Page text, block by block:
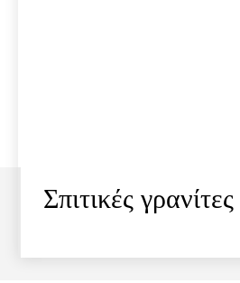
Σπιτικές γρανίτες